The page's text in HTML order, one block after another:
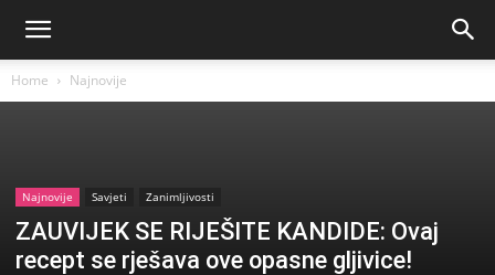
Home Najnovije
Najnovije Savjeti Zanimljivosti
ZAUVIJEK SE RIJEŠITE KANDIDE: Ovaj
recept se rješava ove opasne gljivice!